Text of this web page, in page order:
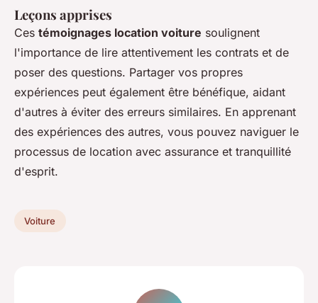
Leçons apprises
Ces témoignages location voiture soulignent
l'importance de lire attentivement les contrats et de
poser des questions. Partager vos propres
expériences peut également être bénéfique, aidant
d'autres à éviter des erreurs similaires. En apprenant
des expériences des autres, vous pouvez naviguer le
processus de location avec assurance et tranquillité
d'esprit.
Voiture